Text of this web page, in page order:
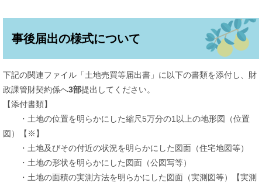
事後届出の様式について
下記の関連ファイル「土地売買等届出書」に以下の書類を添付し、財
政課管財契約係へ3部提出してください。
【添付書類】
・土地の位置を明らかにした縮尺5万分の1以上の地形図（位置
図）【※】
・土地及びその付近の状況を明らかにした図面（住宅地図等）
・土地の形状を明らかにした図面（公図写等）
・土地の面積の実測方法を明らかにした図面（実測図等）【実測